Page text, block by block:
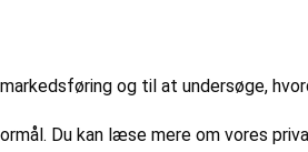
og til at undersøge,
Du kan læse mere om vores